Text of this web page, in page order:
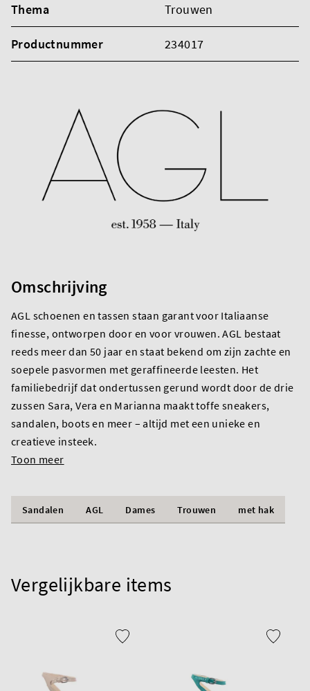
Thema Trouwen
Productnummer 234017
Omschrijving
AGL schoenen en tassen staan garant voor Italiaanse
finesse, ontworpen door en voor vrouwen. AGL bestaat
reeds meer dan 50 jaar en staat bekend om zijn zachte en
soepele pasvormen met geraffineerde leesten. Het
familiebedrijf dat ondertussen gerund wordt door de drie
zussen Sara, Vera en Marianna maakt toffe sneakers,
sandalen, boots en meer – altijd met een unieke en
creatieve insteek.
Toon meer
Sandalen AGL Dames Trouwen met hak
Vergelijkbare items